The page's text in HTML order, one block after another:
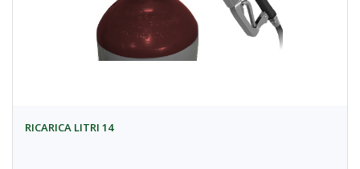
RICARICA LITRI 14